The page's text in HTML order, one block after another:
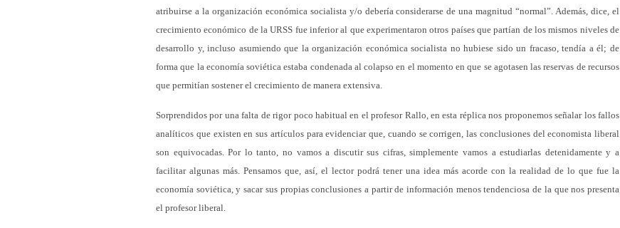
atribuirse a la organización económica socialista y/o debería considerarse de una magnitud “normal”. Además, dice, el
crecimiento económico de la URSS fue inferior al que experimentaron otros países que partían de los mismos niveles de
desarrollo y, incluso asumiendo que la organización económica socialista no hubiese sido un fracaso, tendía a él; de
forma que la economía soviética estaba condenada al colapso en el momento en que se agotasen las reservas de recursos
que permitían sostener el crecimiento de manera extensiva.
Sorprendidos por una falta de rigor poco habitual en el profesor Rallo, en esta réplica nos proponemos señalar los fallos
analíticos que existen en sus artículos para evidenciar que, cuando se corrigen, las conclusiones del economista liberal
son equivocadas. Por lo tanto, no vamos a discutir sus cifras, simplemente vamos a estudiarlas detenidamente y a
facilitar algunas más. Pensamos que, así, el lector podrá tener una idea más acorde con la realidad de lo que fue la
economía soviética, y sacar sus propias conclusiones a partir de información menos tendenciosa de la que nos presenta
el profesor liberal.